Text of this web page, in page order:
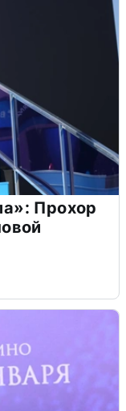
Прохор